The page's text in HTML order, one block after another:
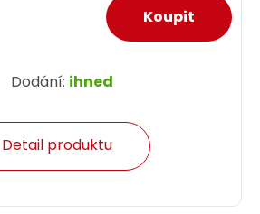
Dodání: ihned
Detail produktu